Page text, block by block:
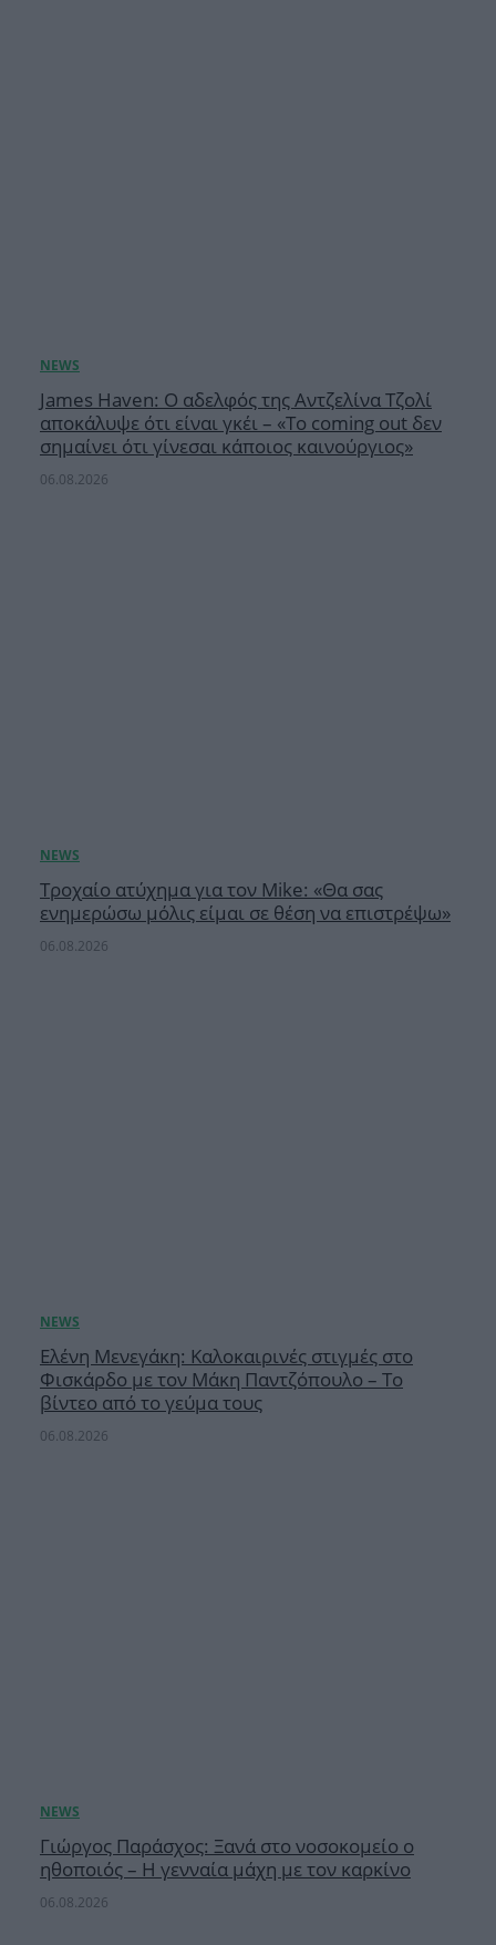
James Haven: Ο αδελφός της Αντζελίνα Τζολί
αποκάλυψε ότι είναι γκέι – «Το coming out δεν
σημαίνει ότι γίνεσαι κάποιος καινούργιος»
06.08.2026
Τροχαίο ατύχημα για τον Mike: «Θα σας
ενημερώσω μόλις είμαι σε θέση να επιστρέψω»
06.08.2026
Ελένη Μενεγάκη: Καλοκαιρινές στιγμές στο
Φισκάρδο με τον Μάκη Παντζόπουλο – Το
βίντεο από το γεύμα τους
06.08.2026
Γιώργος Παράσχος: Ξανά στο νοσοκομείο ο
ηθοποιός – Η γενναία μάχη με τον καρκίνο
06.08.2026